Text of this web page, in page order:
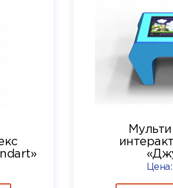
Цена: